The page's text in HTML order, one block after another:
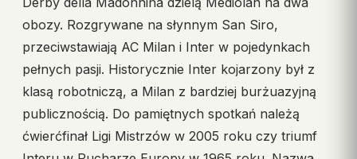
obozy. Rozgrywane na słynnym San Siro,
przeciwstawiają AC Milan i Inter w pojedynkach
pełnych pasji. Historycznie Inter kojarzony był z
klasą robotniczą, a Milan z bardziej burżuazyjną
publicznością. Do pamiętnych spotkań należą
ćwierćfinał Ligi Mistrzów w 2005 roku czy triumf